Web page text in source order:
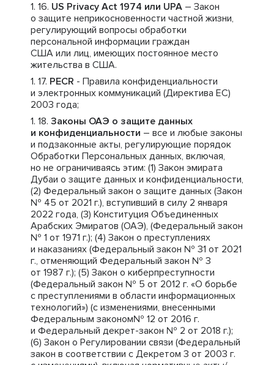
US Privacy Act 1974 или UPA – Закон
о защите неприкосновенности частной жизни,
регулирующий вопросы обработки
персональной информации граждан
США или лиц, имеющих постоянное место
жительства в США.
PECR - Правила конфиденциальности
и электронных коммуникаций (Директива ЕС)
2003 года;
Законы ОАЭ о защите данных
и конфиденциальности – все и любые законы
и подзаконные акты, регулирующие порядок
Обработки Персональных данных, включая,
но не ограничиваясь этим: (1) Закон эмирата
Дубаи о защите данных и конфиденциальности,
(2) Федеральный закон о защите данных (Закон
№ 45 от 2021 г.), вступивший в силу 2 января
2022 года, (3) Конституция Объединенных
Арабских Эмиратов (ОАЭ), (Федеральный закон
№ 1 от 1971 г.); (4) Закон о преступлениях
и наказаниях (Федеральный закон № 31 от 2021
г., отменяющий Федеральный закон № 3
от 1987 г.); (5) Закон о киберпреступности
(Федеральный закон № 5 от 2012 г. «О борьбе
с преступлениями в области информационных
технологий») (с изменениями, внесенными
Федеральным законом№ 12 от 2016 г.
и Федеральный декрет-закон № 2 от 2018 г.);
(6) Закон о Регулировании связи (Федеральный
закон в соответствии с Декретом 3 от 2003 г.